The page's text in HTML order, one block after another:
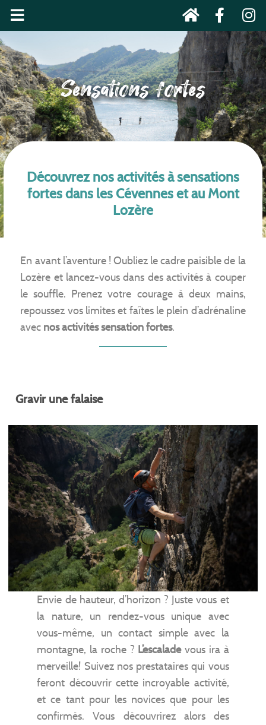
Sensations fortes
Découvrez nos activités à sensations
fortes dans les Cévennes et au Mont
Lozère
En avant l’aventure ! Oubliez le cadre paisible de la
Lozère et lancez-vous dans des activités à couper
le souffle. Prenez votre courage à deux mains,
repoussez vos limites et faîtes le plein d’adrénaline
avec nos activités sensation fortes.
Gravir une falaise
Envie de hauteur, d’horizon ? Juste vous et
la nature, un rendez-vous unique avec
vous-même, un contact simple avec la
montagne, la roche ? L’escaladevous ira à
merveille! Suivez nos prestataires qui vous
feront découvrir cette incroyable activité,
et ce tant pour les novices que pour les
confirmés. Vous découvrirez alors des